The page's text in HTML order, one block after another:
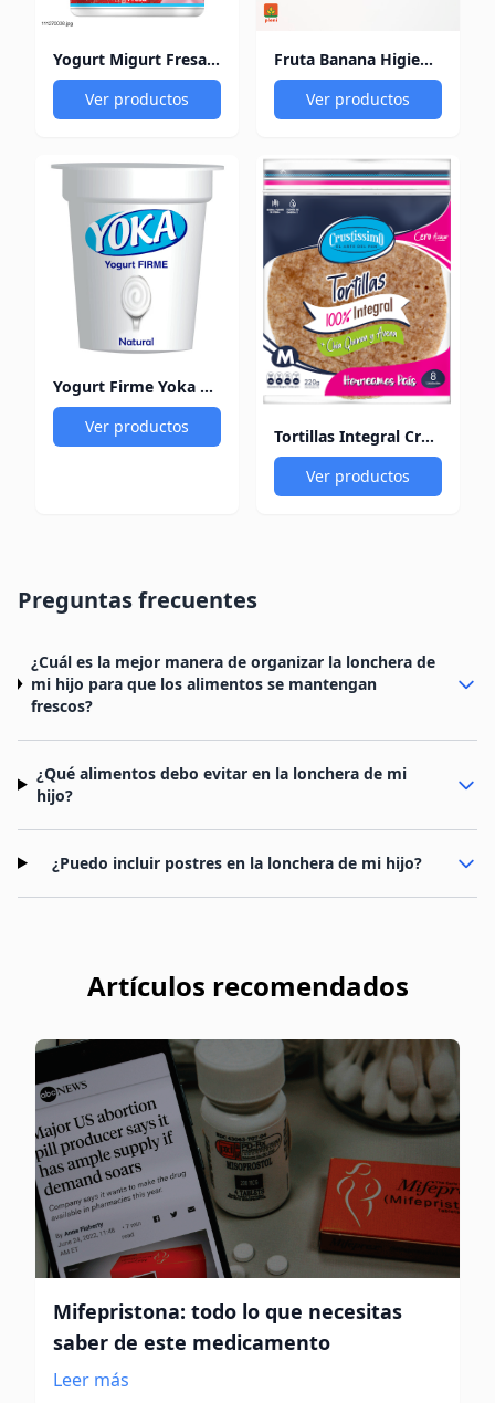
Yogurt Migurt Fresa 125Gr
Ver productos
Fruta Banana Higienizada 5 Unidades
Ver productos
Yogurt Firme Yoka Natural 150Gr
Ver productos
Tortillas Integral Crustissimo Chía Quinoa y Avena 220Gr
Ver productos
Preguntas frecuentes
¿Cuál es la mejor manera de organizar la lonchera de
mi hijo para que los alimentos se mantengan
frescos?
¿Qué alimentos debo evitar en la lonchera de mi
hijo?
¿Puedo incluir postres en la lonchera de mi hijo?
Artículos recomendados
Mifepristona: todo lo que necesitas
saber de este medicamento
Leer más